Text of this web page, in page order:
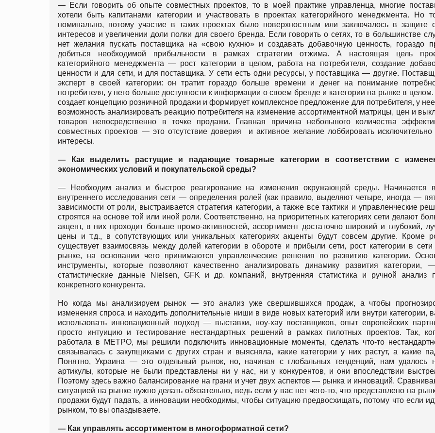
— Если говорить об опыте совместных проектов, то в моей практике управленца, многие
хотели быть капитанами категории и участвовать в проектах категорийного менеджмента. Но
номинально, потому участие в таких проектах было поверхностным или заключалось в защите
интересов и увеличении доли полки для своего бренда. Если говорить о сетях, то в большинстве
нет желания пускать поставщика на «свою кухню» и создавать добавочную ценность, гораздо
добиться необходимой прибыльности в рамках стратегии отжима. А настоящая цель
категорийного менеджмента — рост категории в целом, работа на потребителя, создание
ценности и для сети, и для поставщика. У сети есть одни ресурсы, у поставщика — другие.
эксперт в своей категории: он тратит гораздо больше времени и денег на понимание
потребителя, у него больше доступности к информации о своем бренде и категории на рынке в
создает концепцию розничной продажи и формирует комплексное предложение для потребителя, у нее
возможность анализировать реакцию потребителя на изменение ассортиментной матрицы, цен и
товаров непосредственно в точке продажи. Главная причина небольшого количества
совместных проектов — это отсутствие доверия и активное желание лоббировать исключительно
интересы.
— Как выделить растущие и падающие товарные категории в соответствии с
экономических условий и покупательской среды?
— Необходим анализ и быстрое реагирование на изменения окружающей среды. Начинается
внутреннего исследования сети — определения ролей (как правило, выделяют четыре, иногда —
зависимости от роли, выстраивается стратегия категории, а также все тактики и управленческие
строятся на основе той или иной роли. Соответственно, на приоритетных категориях сети делают
акцент, в них проходит больше промо-активностей, ассортимент достаточно широкий и глубокий,
цены и т.д., в сопутствующих или уникальных категориях акценты будут совсем другие. Кроме
существует взаимосвязь между долей категории в обороте и прибыли сети, рост категории в
рынке, на основании чего принимаются управленческие решения по развитию категории.
инструменты, которые позволяют качественно анализировать динамику развития категории,
статистические данные Nielsen, GFK и др. компаний, внутренняя статистика и ручной анализ
конкретного конкурента.
Но когда мы анализируем рынок — это анализ уже свершившихся продаж, а чтобы
изменения спроса и находить дополнительные ниши в виде новых категорий или внутри категории,
использовать инновационный подход — выставки, ноу-хау поставщиков, опыт европейских
просто интуицию и тестирование нестандартных решений в рамках пилотных проектов. Так,
работала в МЕТРО, мы решили подключить инновационные моменты, сделать что-то
связывалась с закупщиками с других стран и выясняла, какие категории у них растут, а какие
Понятно, Украина — это отдельный рынок, но, начиная с глобальных тенденций, нам удалось
артикулы, которые не были представлены ни у нас, ни у конкурентов, и они впоследствии
Поэтому здесь важно балансирование на грани и учет двух аспектов — рынка и инноваций.
ситуацией на рынке нужно делать обязательно, ведь если у вас нет чего-то, что представлено на
продажи будут падать, а инновации необходимы, чтобы ситуацию предвосхищать, потому что если
рынком, то вы опаздываете.
— Как управлять ассортиментом в многоформатной сети?